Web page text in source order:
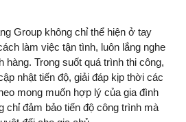
Group không chỉ thể hiện ở tay
làm việc tận tình, luôn lắng nghe
hàng. Trong suốt quá trình thi công,
nhật tiến độ, giải đáp kịp thời các
mong muốn hợp lý của gia đình
chỉ đảm bảo tiến độ công trình mà